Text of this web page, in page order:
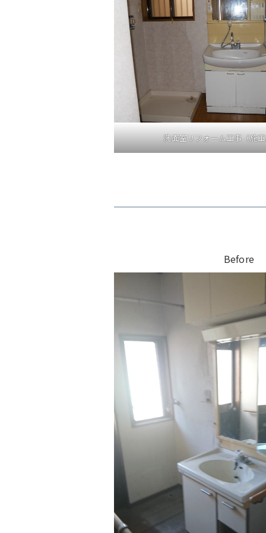
洗面室リフォーム工事（施